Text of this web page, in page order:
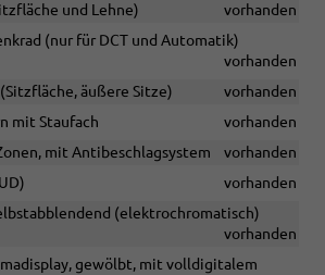
und Lehne)
vorhanden
(nur für DCT und Automatik)
vorhanden
äußere Sitze)
vorhanden
mit Staufach
vorhanden
mit Antibeschlagsystem
vorhanden
vorhanden
(elektrochromatisch)
vorhanden
gewölbt, mit volldigitalem